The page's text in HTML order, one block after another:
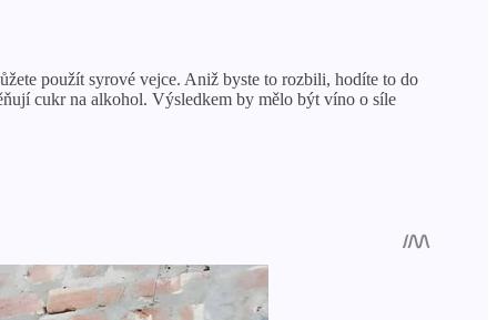
použít syrové vejce. Aniž byste to rozbili, hodíte to do
cukr na alkohol. Výsledkem by mělo být víno o síle